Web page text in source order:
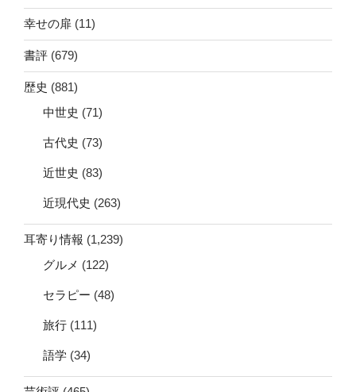
幸せの扉 (11)
書評 (679)
歴史 (881)
中世史 (71)
古代史 (73)
近世史 (83)
近現代史 (263)
耳寄り情報 (1,239)
グルメ (122)
セラピー (48)
旅行 (111)
語学 (34)